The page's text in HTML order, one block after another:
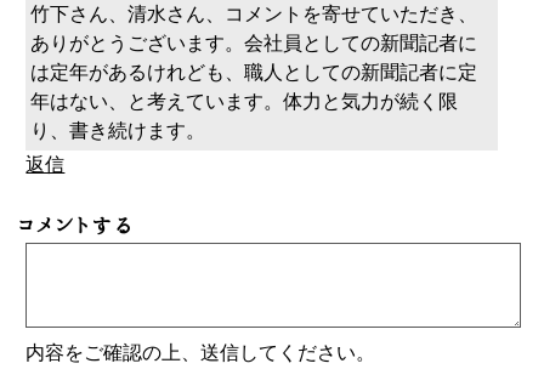
竹下さん、清水さん、コメントを寄せていただき、
ありがとうございます。会社員としての新聞記者に
は定年があるけれども、職人としての新聞記者に定
年はない、と考えています。体力と気力が続く限
り、書き続けます。
返信
コメントする
内容をご確認の上、送信してください。